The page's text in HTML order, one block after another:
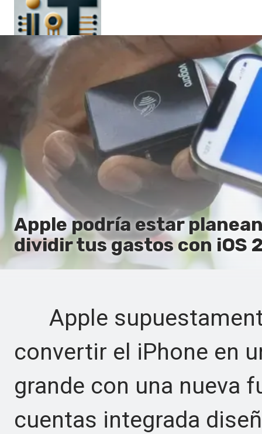
Principal
Ru
Apple podría estar
dividir tus gastos con iOS
Apple
convertir el iPhone en
grande con una nueva
cuentas integrada